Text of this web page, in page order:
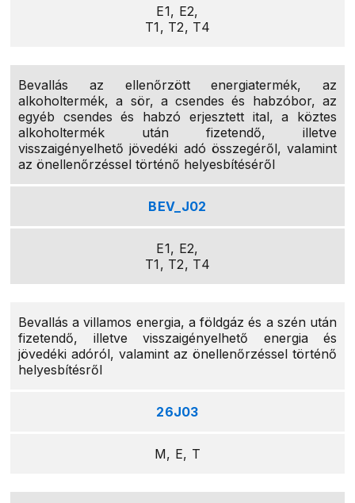
E1, E2,
T1, T2, T4
Bevallás az ellenőrzött energiatermék, az
alkoholtermék, a sör, a csendes és habzóbor, az
egyéb csendes és habzó erjesztett ital, a köztes
alkoholtermék után fizetendő, illetve
visszaigényelhető jövedéki adó összegéről, valamint
az önellenőrzéssel történő helyesbítéséről
BEV_J02
E1, E2,
T1, T2, T4
Bevallás a villamos energia, a földgáz és a szén után
fizetendő, illetve visszaigényelhető energia és
jövedéki adóról, valamint az önellenőrzéssel történő
helyesbítésről
26J03
M, E, T